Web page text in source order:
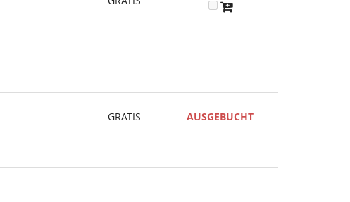
GRATIS AUSGEBUCHT